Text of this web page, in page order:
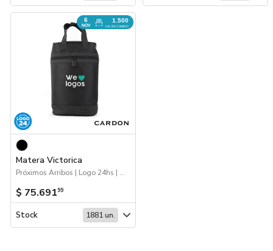
6
NOV
1.500
UN. EN CAMINO
Matera Victorica
Próximos Arribos | Logo 24hs | Mates, termos y materas
$ 75.69199
Stock 1881 un.